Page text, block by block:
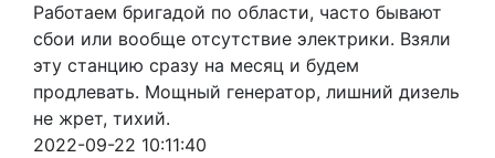
Работаем бригадой по области, часто бывают
сбои или вообще отсутствие электрики. Взяли
эту станцию сразу на месяц и будем
продлевать. Мощный генератор, лишний дизель
не жрет, тихий.
2022-09-22 10:11:40